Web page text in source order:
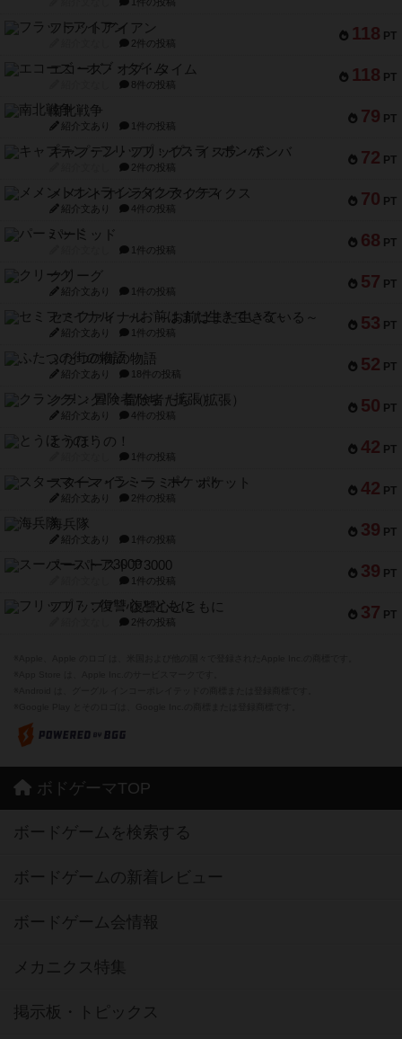
1件の投稿
118 PT
フラットアイアン
2件の投稿
118 PT
エコーズ・オブ・タイム
8件の投稿
79 PT
南北戦争
紹介文あり 1件の投稿
72 PT
キャプテン・フリップ：イスラ・ボンバ
2件の投稿
70 PT
メメントオンラインタクティクス
紹介文あり 4件の投稿
68 PT
パーミッド
1件の投稿
57 PT
クリーグ
紹介文あり 1件の投稿
53 PT
セミファイナル ～お前はまだ生きている～
紹介文あり 1件の投稿
52 PT
ふたつの街の物語
紹介文あり 18件の投稿
50 PT
クランク! ：冒険者たち（拡張）
紹介文あり 4件の投稿
42 PT
とうほうの！
1件の投稿
42 PT
スターマイン・ラミー ポケット
紹介文あり 2件の投稿
39 PT
海兵隊
紹介文あり 1件の投稿
39 PT
スーパーストア3000
1件の投稿
37 PT
フリップ７：復讐心とともに
2件の投稿
ボドゲーマTOP
ボードゲームを検索する
ボードゲームの新着レビュー
ボードゲーム会情報
メカニクス特集
掲示板・トピックス